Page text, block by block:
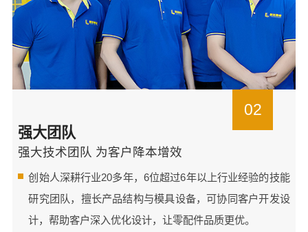
02
强大团队
强大技术团队 为客户降本增效
创始人深耕行业20多年，6位超过6年以上行业经验的技能
研究团队，擅长产品结构与模具设备，可协同客户开发设
计，帮助客户深入优化设计，让零配件品质更优。